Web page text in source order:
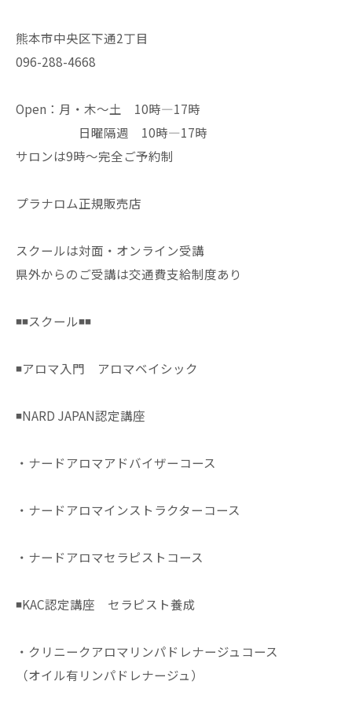
熊本市中央区下通2丁目
096-288-4668
Open：月・木〜土 10時—17時
日曜隔週 10時—17時
サロンは9時〜完全ご予約制
プラナロム正規販売店
スクールは対面・オンライン受講
県外からのご受講は交通費支給制度あり
◾️◾️スクール◾️◾️
◾️アロマ入門 アロマベイシック
◾️NARD JAPAN認定講座
・ナードアロマアドバイザーコース
・ナードアロマインストラクターコース
・ナードアロマセラピストコース
◾️KAC認定講座 セラピスト養成
・クリニークアロマリンパドレナージュコース
（オイル有リンパドレナージュ）